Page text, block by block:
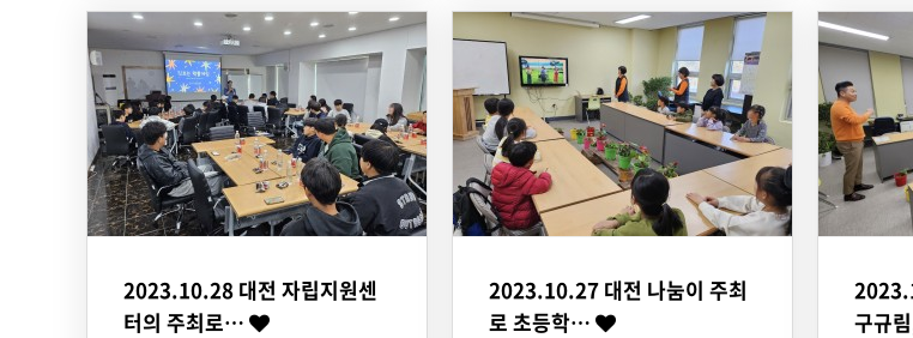
2023.10.28 대전 자립지원센
터의 주최로…
2023.10.27 대전 나눔이 주최
로 초등학…
구규